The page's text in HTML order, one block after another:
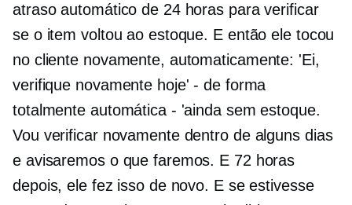
atraso automático de 24 horas para verificar
se o item voltou ao estoque. E então ele tocou
no cliente novamente, automaticamente: 'Ei,
verifique novamente hoje' - de forma
totalmente automática - 'ainda sem estoque.
Vou verificar novamente dentro de alguns dias
e avisaremos o que faremos. E 72 horas
depois, ele fez isso de novo. E se estivesse